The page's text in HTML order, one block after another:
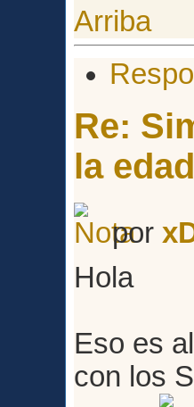
Arriba
Re:
la
por
Hola
Eso es
con los